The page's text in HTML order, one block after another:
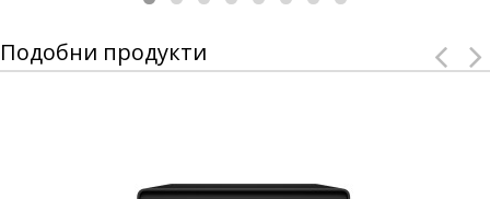
Подобни продукти